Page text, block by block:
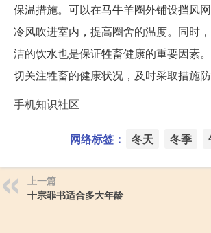
保温措施。可以在马牛羊圈外铺设挡风
冷风吹进室内，提高圈舍的温度。同时
洁的饮水也是保证牲畜健康的重要因素
切关注牲畜的健康状况，及时采取措施防
手机知识社区
网络标签： 冬天 冬季
上一篇
十宗罪书适合多大年龄